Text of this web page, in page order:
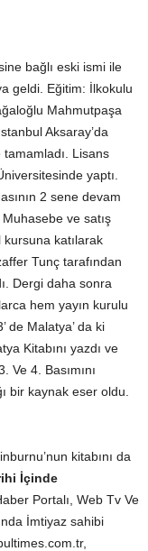
bağlı eski ismi ile
geldi. Eğitim: İlkokulu
Mahmutpaşa
Aksaray’da
Lisans
yaptı.
2 sene devam
ve satış
kursuna katılarak
Tunç tarafından
Dergi daha sonra
hem yayın kurulu
de Malatya’ da ki
Kitabını yazdı ve
Ve 4. Basımını
bir kaynak eser oldu.
kitabını da
İçinde
Portalı, Web Tv Ve
İmtiyaz sahibi